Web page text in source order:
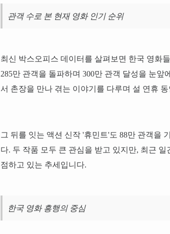
관객 수로 본 현재 영화 인기 순위
최신 박스오피스 데이터를 살펴보면 한국 영화
285만 관객을 돌파하며 300만 관객 달성을 눈
서 촌장을 만나 겪는 이야기를 다루며 설 연휴
그 뒤를 잇는 액션 신작 '휴민트'도 88만 관객을
다. 두 작품 모두 큰 관심을 받고 있지만, 최근
점하고 있는 추세입니다.
한국 영화 흥행의 중심